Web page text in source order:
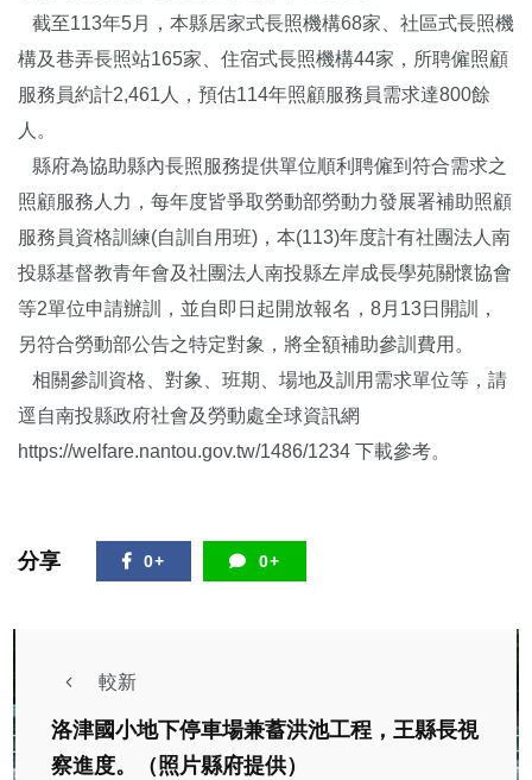
截至113年5月，本縣居家式長照機構68家、社區式長照機
構及巷弄長照站165家、住宿式長照機構44家，所聘僱照顧
服務員約計2,461人，預估114年照顧服務員需求達800餘
人。
縣府為協助縣內長照服務提供單位順利聘僱到符合需求之
照顧服務人力，每年度皆爭取勞動部勞動力發展署補助照顧
服務員資格訓練(自訓自用班)，本(113)年度計有社團法人南
投縣基督教青年會及社團法人南投縣左岸成長學苑關懷協會
等2單位申請辦訓，並自即日起開放報名，8月13日開訓，
另符合勞動部公告之特定對象，將全額補助參訓費用。
相關參訓資格、對象、班期、場地及訓用需求單位等，請
逕自南投縣政府社會及勞動處全球資訊網
https://welfare.nantou.gov.tw/1486/1234 下載參考。
分享 0+ 0+
較新
洛津國小地下停車場兼蓄洪池工程，王縣長視
察進度。（照片縣府提供）